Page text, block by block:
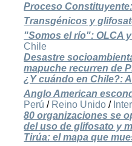
Proceso
Transgénicos y
"Somos el río": OLCA
Chile
Desastre
mapuche recurren de
¿Y cuándo en Chile?:
Anglo American
Perú / Reino Unido /
80 organizaciones se
del uso de glifosato y
Tirúa: el mapa que